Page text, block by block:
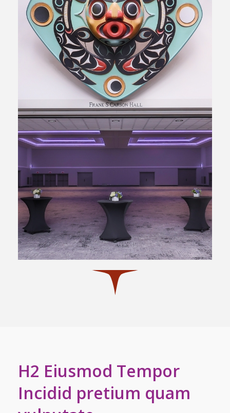
H2 Eiusmod Tempor
Incidid pretium quam